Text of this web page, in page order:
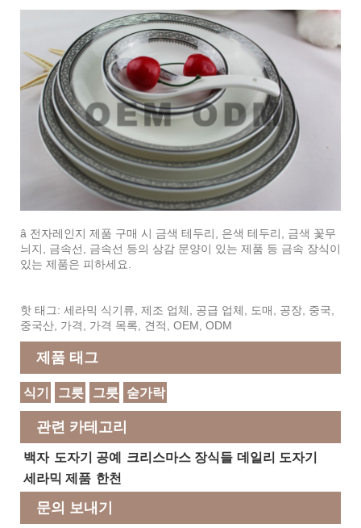
â 전자레인지 제품 구매 시 금색 테두리, 은색 테두리, 금색 꽃무
늬지, 금속선, 금속선 등의 상감 문양이 있는 제품 등 금속 장식이
있는 제품은 피하세요.
핫 태그: 세라믹 식기류, 제조 업체, 공급 업체, 도매, 공장, 중국,
중국산, 가격, 가격 목록, 견적, OEM, ODM
제품 태그
식기 그릇 그릇 숟가락
관련 카테고리
백자 도자기 공예 크리스마스 장식들 데일리 도자기
세라믹 제품 한천
문의 보내기